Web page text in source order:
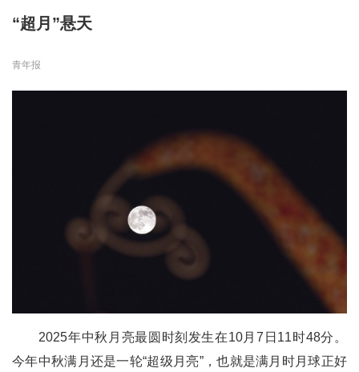
“超月”悬天
青年报
2025年中秋月亮最圆时刻发生在10月7日11时48分。
今年中秋满月还是一轮“超级月亮”，也就是满月时月球正好